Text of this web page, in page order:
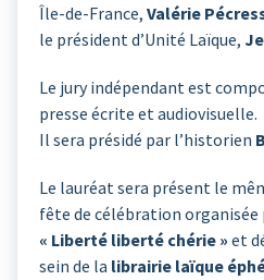
Île-de-France, Valérie
le président d’Unité Laïque,
Le jury indépendant est
presse écrite et audiovisuelle.
Il sera présidé par l’historien
Le lauréat sera présent le
fête de célébration organisée
« Liberté liberté chérie » et
sein de la librairie laïque